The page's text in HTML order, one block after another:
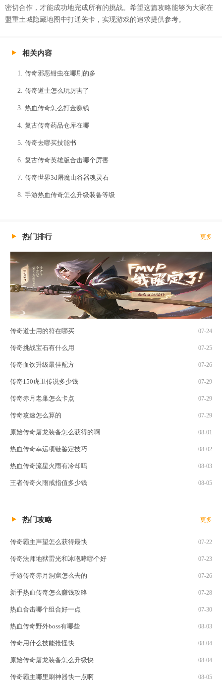
密切合作，才能成功地完成所有的挑战。希望这篇攻略能够为大家在
盟重土城隐藏地图中打通关卡，实现游戏的追求提供参考。
相关内容
传奇邪恶钳虫在哪刷的多
传奇道士怎么玩厉害了
热血传奇怎么打金赚钱
复古传奇药品仓库在哪
传奇去哪买技能书
复古传奇英雄版合击哪个厉害
传奇世界3d屠魔山谷器魂灵石
手游热血传奇怎么升级装备等级
热门排行 更多
传奇道士用的符在哪买 07-24
传奇挑战宝石有什么用 07-25
传奇血饮升级最佳配方 07-26
传奇150虎卫传说多少钱 07-29
传奇赤月老巢怎么卡点 07-29
传奇攻速怎么算的 07-29
原始传奇屠龙装备怎么获得的啊 08-01
热血传奇幸运项链鉴定技巧 08-02
热血传奇流星火雨有冷却吗 08-03
王者传奇火雨戒指值多少钱 08-05
热门攻略 更多
传奇霸主声望怎么获得最快 07-22
传奇法师地狱雷光和冰咆哮哪个好 07-23
手游传奇赤月洞窟怎么去的 07-26
新手热血传奇怎么赚钱攻略 07-28
热血合击哪个组合好一点 07-30
热血传奇野外boss有哪些 08-03
传奇用什么技能抢怪快 08-04
原始传奇屠龙装备怎么升级快 08-04
传奇霸主哪里刷神器快一点啊 08-05